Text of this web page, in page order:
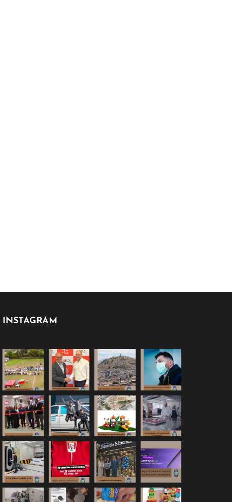
INSTAGRAM